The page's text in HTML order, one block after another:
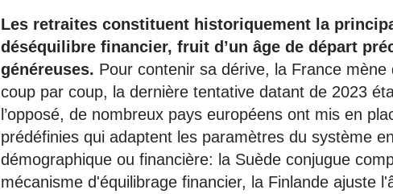
Les retraites constituent historiquement la
déséquilibre financier, fruit d’un âge de départ
généreuses. Pour contenir sa dérive, la France mène
coup par coup, la dernière tentative datant de 2023
l’opposé, de nombreux pays européens ont mis en
prédéfinies qui adaptent les paramètres du système
démographique ou financière: la Suède conjugue
mécanisme d'équilibrage financier, la Finlande ajuste